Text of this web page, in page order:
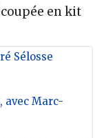
en kit
Sélosse
avec Marc-